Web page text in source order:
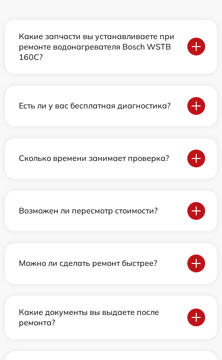
Какие запчасти вы устанавливаете при
ремонте водонагревателя Bosch WSTB
160C?
Есть ли у вас бесплатная диагностика?
Сколько времени занимает проверка?
Возможен ли пересмотр стоимости?
Можно ли сделать ремонт быстрее?
Какие документы вы выдаете после
ремонта?